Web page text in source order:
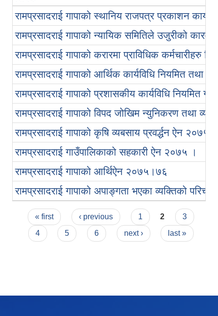
रामप्रसादराई गापाको स्थानिय राजपत्र प्रकाशन
रामप्रसादराई गापाको न्यायिक समितिले उजुरीको
रामप्रसादराई गापाको करारमा प्राविधिक कर्मचारीहरु
रामप्रसादराई गापाको आर्थिक कार्यविधि नियमित तथा
रामप्रसादराई गापाको प्रशासकीय कार्यविधि नियमित
रामप्रसादराई गापाको विपद जोखिम न्युनिकरण तथा
रामप्रसादराई गापाको कृषि व्यबसाय प्रवर्द्धन ऐन २०७५ ।
रामप्रसादराई गाउँपालिकाको सहकारी ऐन २०७५ ।
रामप्रसादराई गापाको आर्थिऐन २०७५।७६
रामप्रसादराई गापाको अपाङ्गता भएका व्यक्तिको
Pages
« first ‹ previous 1 2
3
4
5 6 next › last »